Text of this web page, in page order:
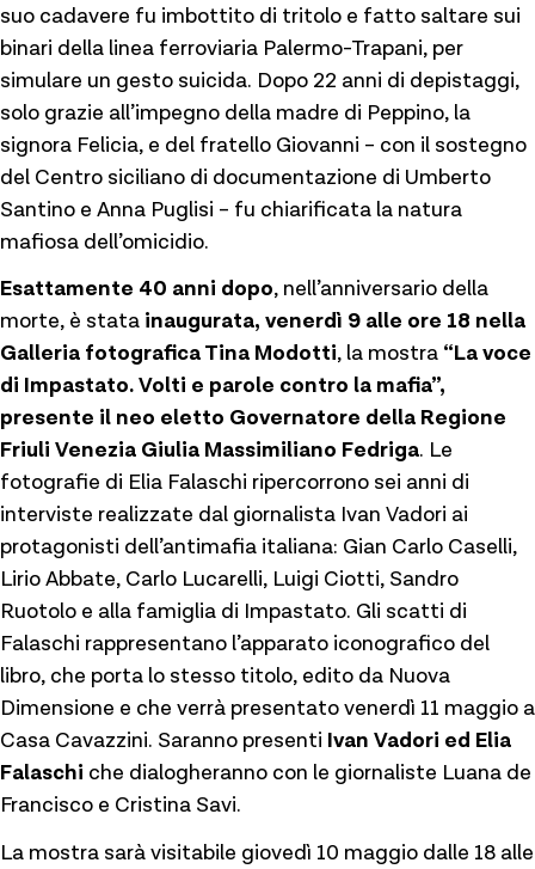
suo cadavere fu imbottito di tritolo e fatto saltare sui
binari della linea ferroviaria Palermo-Trapani, per
simulare un gesto suicida. Dopo 22 anni di depistaggi,
solo grazie all’impegno della madre di Peppino, la
signora Felicia, e del fratello Giovanni – con il sostegno
del Centro siciliano di documentazione di Umberto
Santino e Anna Puglisi – fu chiarificata la natura
mafiosa dell’omicidio.
Esattamente 40 anni dopo, nell’anniversario della
morte, è stata inaugurata, venerdì 9 alle ore 18 nella
Galleria fotografica Tina Modotti, la mostra “La voce
di Impastato. Volti e parole contro la mafia”,
presente il neo eletto Governatore della Regione
Friuli Venezia Giulia Massimiliano Fedriga. Le
fotografie di Elia Falaschi ripercorrono sei anni di
interviste realizzate dal giornalista Ivan Vadori ai
protagonisti dell’antimafia italiana: Gian Carlo Caselli,
Lirio Abbate, Carlo Lucarelli, Luigi Ciotti, Sandro
Ruotolo e alla famiglia di Impastato. Gli scatti di
Falaschi rappresentano l’apparato iconografico del
libro, che porta lo stesso titolo, edito da Nuova
Dimensione e che verrà presentato venerdì 11 maggio a
Casa Cavazzini. Saranno presenti Ivan Vadori ed Elia
Falaschi che dialogheranno con le giornaliste Luana de
Francisco e Cristina Savi.
La mostra sarà visitabile giovedì 10 maggio dalle 18 alle